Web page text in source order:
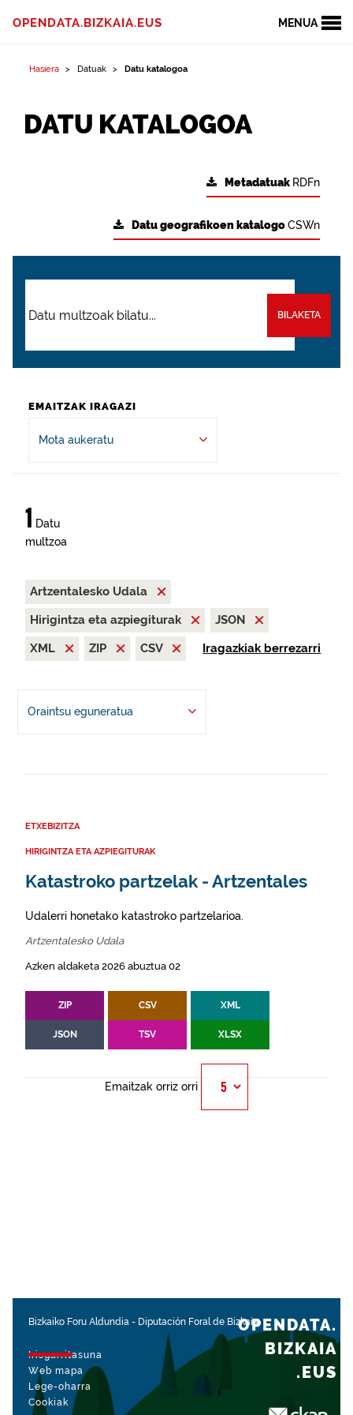
MENUA
OPENDATA.BIZKAIA.EUS
Hasiera Datuak Datu katalogoa
DATU KATALOGOA
Metadatuak RDFn
Datu geografikoen katalogoCSWn
BILAKETA
EMAITZAK IRAGAZI
Mota aukeratu
1 Datu
multzoa
Artzentalesko Udala
Hirigintza eta azpiegiturak
JSON
XML
ZIP CSV Iragazkiak berrezarri
Oraintsu eguneratua
ETXEBIZITZA
HIRIGINTZA ETA AZPIEGITURAK
Katastroko partzelak - Artzentales
Udalerri honetako katastroko partzelarioa.
Artzentalesko Udala
Azken aldaketa 2026 abuztua 02
ZIP CSV XML
JSON TSV XLSX
Emaitzak orriz orri
Bizkaiko Foru Aldundia - Diputación Foral de Bizkaia
Irisgarritasuna
Web mapa
Lege-oharra
Cookiak
OPENDATA.
BIZKAIA
.EUS